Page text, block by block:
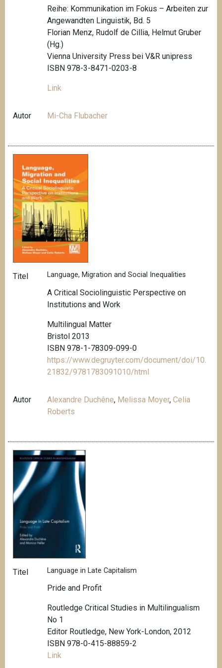
Reihe: Kommunikation im Fokus – Arbeiten zur
Angewandten Linguistik, Bd. 5
Florian Menz, Rudolf de Cillia, Helmut Gruber
(Hg.)
Vienna University Press bei V&R unipress
ISBN 978-3-8471-0203-8
Link
Autor Mi-Cha Flubacher
Titel Language, Migration and Social Inequalities
A Critical Sociolinguistic Perspective on
Institutions and Work
Multilingual Matter
Bristol 2013
ISBN 978-1-78309-099-0
https://www.degruyter.com/document/doi/10.
21832/9781783091010/html
Autor Alexandre Duchêne, Melissa Moyer,Celia
Roberts
Titel Language in Late Capitalism
Pride and Profit
Routledge Critical Studies in Multilingualism
No 1
Editor Routledge, New York-London, 2012
ISBN 978-0-415-88859-2
Link